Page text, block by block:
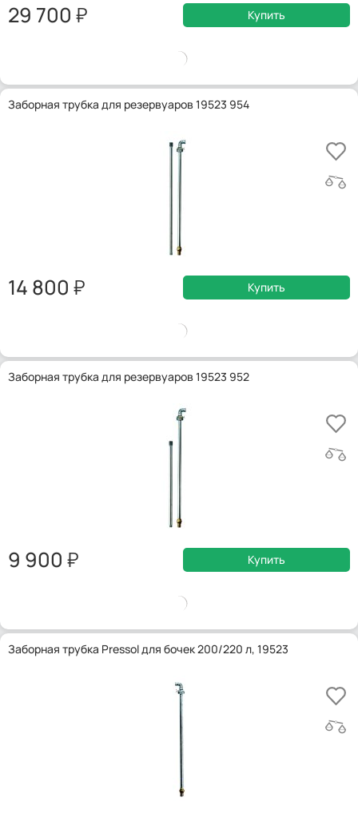
29 700 Купить
Заборная трубка для резервуаров 19523 954
14 800 Купить
Заборная трубка для резервуаров 19523 952
9 900 Купить
Заборная трубка Pressol для бочек 200/220 л, 19523